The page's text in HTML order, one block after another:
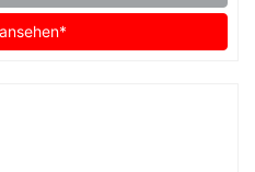
ansehen*